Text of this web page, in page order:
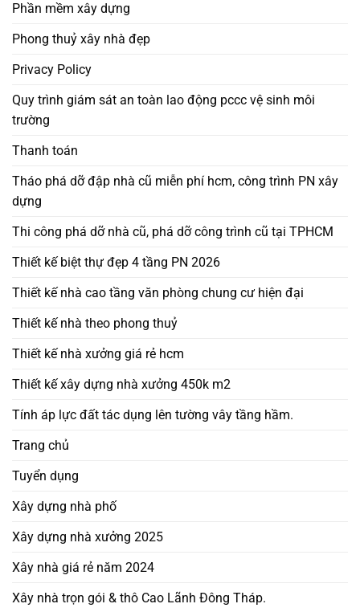
Phần mềm xây dựng
Phong thuỷ xây nhà đẹp
Privacy Policy
Quy trình giám sát an toàn lao động pccc vệ sinh môi
trường
Thanh toán
Tháo phá dỡ đập nhà cũ miễn phí hcm, công trình PN xây
dựng
Thi công phá dỡ nhà cũ, phá dỡ công trình cũ tại TPHCM
Thiết kế biệt thự đẹp 4 tầng PN 2026
Thiết kế nhà cao tầng văn phòng chung cư hiện đại
Thiết kế nhà theo phong thuỷ
Thiết kế nhà xưởng giá rẻ hcm
Thiết kế xây dựng nhà xưởng 450k m2
Tính áp lực đất tác dụng lên tường vây tầng hầm.
Trang chủ
Tuyển dụng
Xây dựng nhà phố
Xây dựng nhà xưởng 2025
Xây nhà giá rẻ năm 2024
Xây nhà trọn gói & thô Cao Lãnh Đông Tháp.